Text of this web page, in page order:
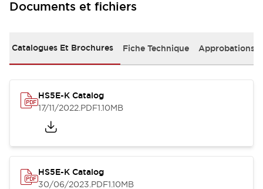
Documents et fichiers
Catalogues Et Brochures Fiche Technique Approbations
HS5E-K Catalog
17/11/2022.PDF1.10MB
HS5E-K Catalog
30/06/2023.PDF1.10MB